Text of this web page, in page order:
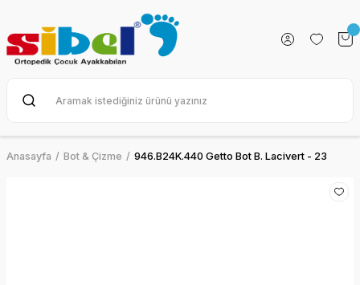
Anasayfa Bot & Çizme 946.B24K.440 Getto Bot B. Lacivert - 23